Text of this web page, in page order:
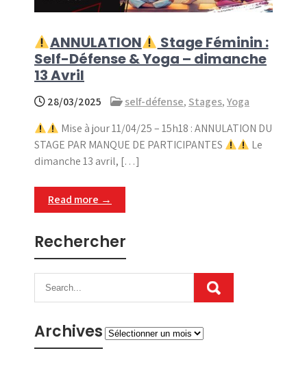
ANNULATION
Stage Féminin :
Self-Défense & Yoga – dimanche
13 Avril
28/03/2025 self-défense, Stages,Yoga
Mise à jour 11/04/25 – 15h18 : ANNULATION DU
STAGE PAR MANQUE DE PARTICIPANTES
Le
dimanche 13 avril, […]
Read more →
Rechercher
ArchivesArchives